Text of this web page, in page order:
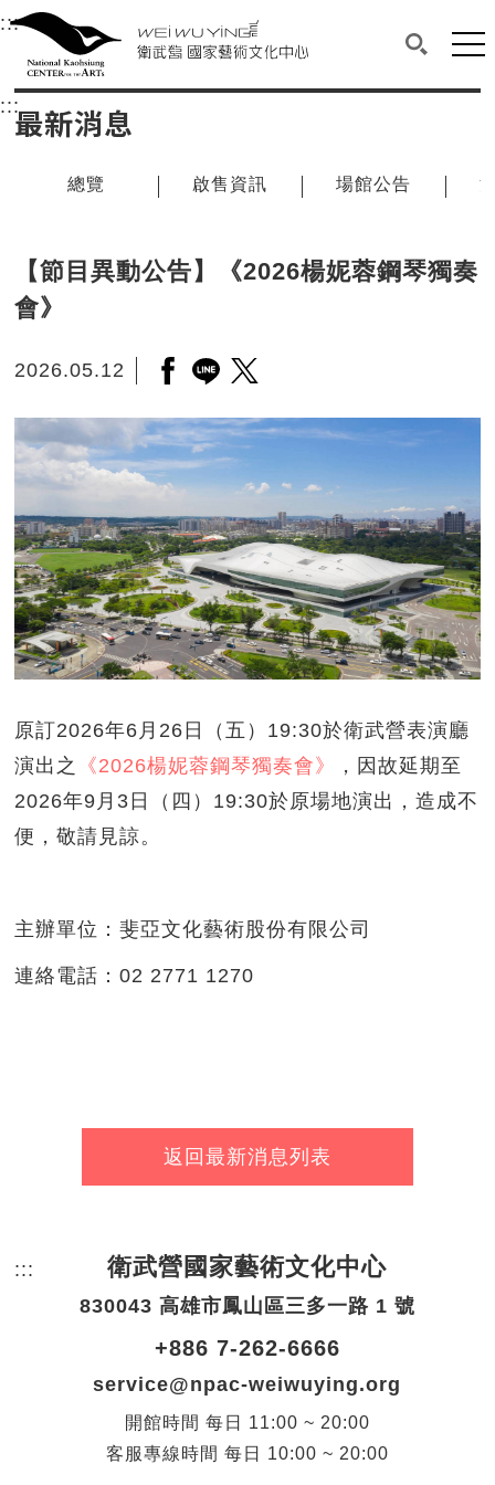
衛武營國家藝術文化中心
中央內容區塊，為本頁主要內容區。
:::選單連結區塊，此區塊列有本網站主要連結。
衛武營國家藝術文化中心
搜尋(開
網
:::中央內容區塊，為本頁主要內容區。
最新消息
總覽 啟售資訊 場館公告
【節目異動公告】《2026楊妮蓉鋼琴獨奏
會》
2026.05.12 另開新視窗分享至facebook
另開新視窗分享至line
另開新視窗分享至twitter
原訂2026年6月26日（五）19:30於衛武營表演廳
演出之
《2026楊妮蓉鋼琴獨奏會》
，因故延期至
2026年9月3日（四）19:30於原場地演出，造成不
便，敬請見諒。
主辦單位：斐亞文化藝術股份有限公司
連絡電話：02 2771 1270
返回最新消息列表
::: 頁尾網站資訊。
衛武營國家藝術文化中心
830043 高雄市鳳山區三多一路 1 號
+886 7-262-6666
service@npac-weiwuying.org
開館時間 每日
11:00 ~ 20:00
客服專線時間 每日 10:00 ~ 20:00